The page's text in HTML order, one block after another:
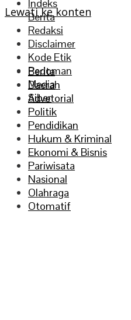
Lewati ke konten
Indeks
Berita
Redaksi
Disclaimer
Kode Etik
Pedoman
Media
Siber
Berita
Daerah
Advetorial
Politik
Pendidikan
Hukum & Kriminal
Ekonomi & Bisnis
Pariwisata
Nasional
Olahraga
Otomatif